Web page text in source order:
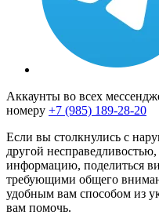
Аккаунты во всех
номеру +7 (985) 189-28-20
Если вы столкнулись с
другой
информацию, поделиться
требующими общего
удобным вам способом из
вам помочь.